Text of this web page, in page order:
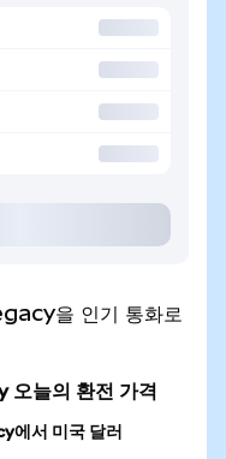
을 인기 통화로
늘의 환전 가격
서 미국 달러